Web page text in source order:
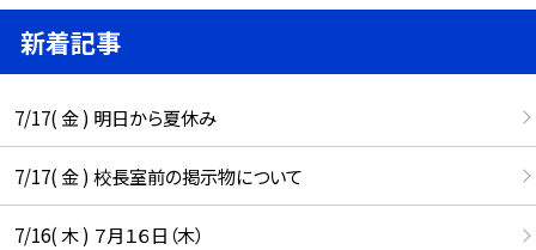
新着記事
7/17( 金 ) 明日から夏休み
7/17( 金 ) 校長室前の掲示物について
7/16( 木 ) ７月１６日（木）